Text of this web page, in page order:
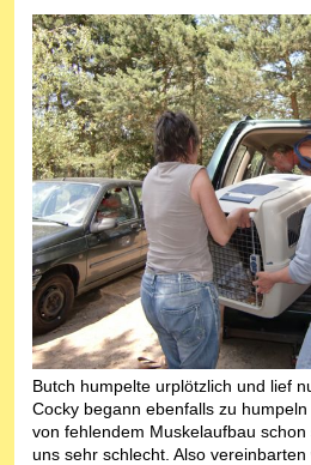
Butch humpelte urplötzlich und lief
Cocky begann ebenfalls zu
von fehlendem Muskelaufbau
uns sehr schlecht. Also